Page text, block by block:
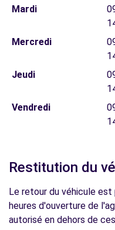
Mardi
Mercredi
Jeudi
Vendredi
Restitution du
Le retour du véhicule
heures d'ouverture de
autorisé en dehors de